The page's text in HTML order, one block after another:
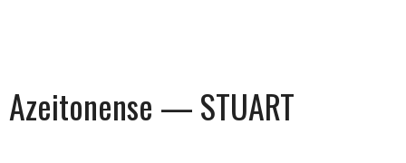
Azeitonense — STUART